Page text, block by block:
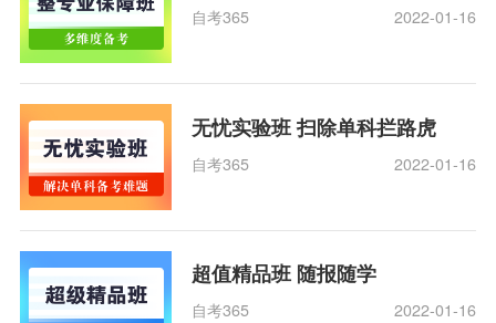
自考365 2022-01-16
无忧实验班 扫除单科拦路虎
自考365 2022-01-16
超值精品班 随报随学
自考365 2022-01-16